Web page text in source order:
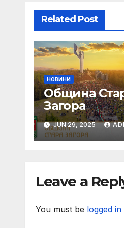
Related Post
НОВИНИ
Община
Загора
JUN 29, 2025
Leave a
You must be logged in